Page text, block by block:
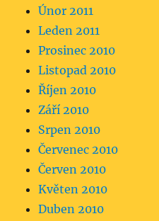
Únor 2011
Leden 2011
Prosinec 2010
Listopad 2010
Říjen 2010
Září 2010
Srpen 2010
Červenec 2010
Červen 2010
Květen 2010
Duben 2010